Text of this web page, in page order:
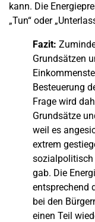
kann. Die
„Tun“ oder
Fazit:
Grundsätzen
Besteuerung
Frage wird
Grundsätze
weil es
extrem
sozialpolitisch
gab. Die
entsprechend
bei den
einen Teil